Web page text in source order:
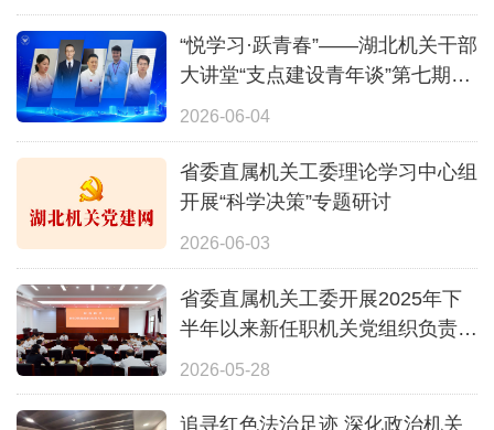
“悦学习·跃青春”——湖北机关干部
大讲堂“支点建设青年谈”第七期活
动成功举办
2026-06-04
省委直属机关工委理论学习中心组
开展“科学决策”专题研讨
2026-06-03
省委直属机关工委开展2025年下
半年以来新任职机关党组织负责人
集中谈话
2026-05-28
追寻红色法治足迹 深化政治机关